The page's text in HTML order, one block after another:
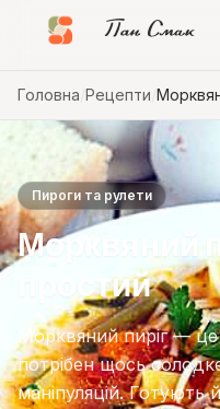
Пан Смак
Головна Рецепти
Пироги та рулети
Морквяний
простий
Морквяний пиріг —
потрібен щось
маніпуляцій.